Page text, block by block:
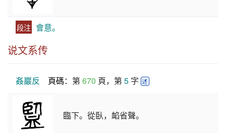
段注 會意。
说文系传
姦巖反 頁碼：第 670 頁，第 5 字 述
臨下。從臥，䘓省聲。